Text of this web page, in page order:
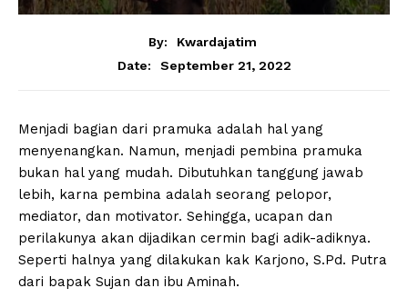
By:
Kwardajatim
Date:
September 21, 2022
Menjadi bagian dari pramuka adalah hal yang
menyenangkan. Namun, menjadi pembina pramuka
bukan hal yang mudah. Dibutuhkan tanggung jawab
lebih, karna pembina adalah seorang pelopor,
mediator, dan motivator. Sehingga, ucapan dan
perilakunya akan dijadikan cermin bagi adik-adiknya.
Seperti halnya yang dilakukan kak Karjono, S.Pd. Putra
dari bapak Sujan dan ibu Aminah.